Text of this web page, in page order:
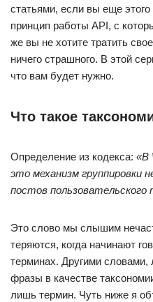
статьями, если вы еще
принцип работы API, с
же вы не хотите тратить
ничего страшного. В этой
что вам будет нужно.
Что такое
Определение из кодекса: «В
это механизм группировки
постов пользовательского
Это слово мы слышим
теряются, когда начинают
терминах. Другими
фразы в качестве
лишь термин. Чуть ниже я